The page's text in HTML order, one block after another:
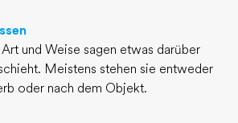
und Weise sagen etwas darüber
Meistens stehen sie entweder
oder nach dem Objekt.